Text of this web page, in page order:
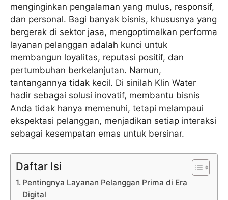
menginginkan pengalaman yang mulus, responsif,
dan personal. Bagi banyak bisnis, khususnya yang
bergerak di sektor jasa, mengoptimalkan performa
layanan pelanggan adalah kunci untuk
membangun loyalitas, reputasi positif, dan
pertumbuhan berkelanjutan. Namun,
tantangannya tidak kecil. Di sinilah Klin Water
hadir sebagai solusi inovatif, membantu bisnis
Anda tidak hanya memenuhi, tetapi melampaui
ekspektasi pelanggan, menjadikan setiap interaksi
sebagai kesempatan emas untuk bersinar.
Daftar Isi
Pentingnya Layanan Pelanggan Prima di Era
Digital